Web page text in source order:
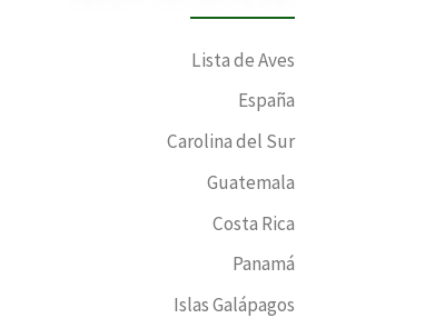
Lista de Aves
España
Carolina del Sur
Guatemala
Costa Rica
Panamá
Islas Galápagos